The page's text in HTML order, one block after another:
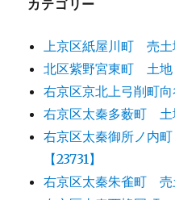
上京区紙屋川町 売土
北区紫野宮東町 土地
右京区京北上弓削町
右京区太秦多薮町 土
右京区太秦御所ノ内
【23731】
右京区太秦朱雀町 売